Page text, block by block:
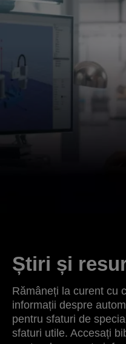
Știri și
Rămâneți la curent cu
informații despre
pentru sfaturi de
sfaturi utile. Accesați